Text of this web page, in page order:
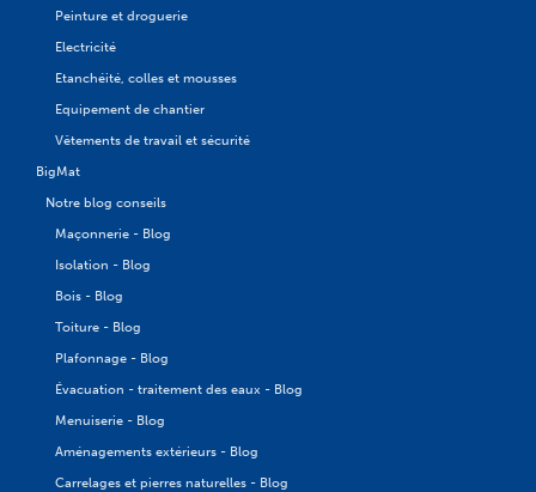
Peinture et droguerie
Electricité
Etanchéité, colles et mousses
Equipement de chantier
Vêtements de travail et sécurité
BigMat
Notre blog conseils
Maçonnerie - Blog
Isolation - Blog
Bois - Blog
Toiture - Blog
Plafonnage - Blog
Évacuation - traitement des eaux - Blog
Menuiserie - Blog
Aménagements extérieurs - Blog
Carrelages et pierres naturelles - Blog